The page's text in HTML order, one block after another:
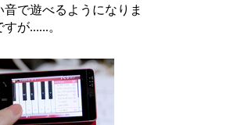
で遊べるようになりま
が......。